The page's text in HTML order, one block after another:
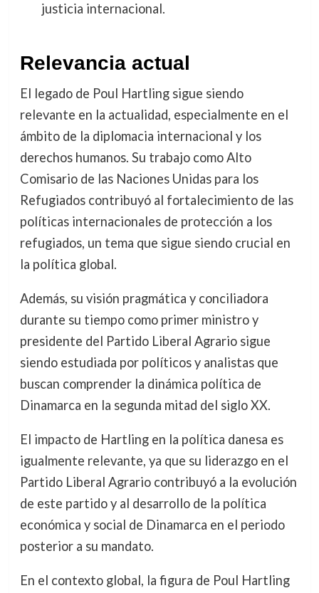
justicia internacional.
Relevancia actual
El legado de Poul Hartling sigue siendo
relevante en la actualidad, especialmente en el
ámbito de la diplomacia internacional y los
derechos humanos. Su trabajo como Alto
Comisario de las Naciones Unidas para los
Refugiados contribuyó al fortalecimiento de las
políticas internacionales de protección a los
refugiados, un tema que sigue siendo crucial en
la política global.
Además, su visión pragmática y conciliadora
durante su tiempo como primer ministro y
presidente del Partido Liberal Agrario sigue
siendo estudiada por políticos y analistas que
buscan comprender la dinámica política de
Dinamarca en la segunda mitad del siglo XX.
El impacto de Hartling en la política danesa es
igualmente relevante, ya que su liderazgo en el
Partido Liberal Agrario contribuyó a la evolución
de este partido y al desarrollo de la política
económica y social de Dinamarca en el periodo
posterior a su mandato.
En el contexto global, la figura de Poul Hartling